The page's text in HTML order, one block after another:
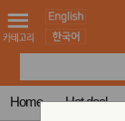
도 어린이
청소년
컬러링
북
MissyShop
Login
Home Hot deal